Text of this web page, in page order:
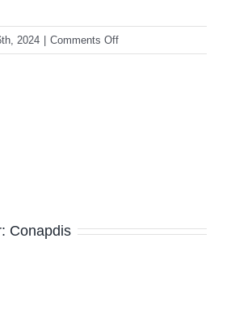
2024 Comments Offon
Comunicado
Conapdis